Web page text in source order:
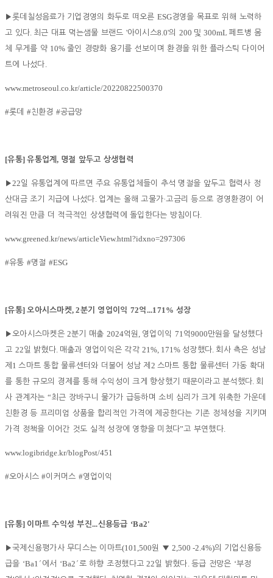
▶롯데칠성음료가 기업경영의 화두로 떠오른 ESG경영을 목표로 위해 노력하
고 있다. 최근 대표 먹는샘물 브랜드 '아이시스8.0'의 200 및300mL페트병 몸
체 무게를 약 10%줄인 경량화 용기를 선보이며 환경을 위한 플라스틱 다이어
트에 나섰다.
www.metroseoul.co.kr/article/20220822500370
#롯데 #친환경 #공급망
[유통]유통업계, 명절 앞두고 상생협력
▶22일 유통업계에 따르면 주요 유통업체들이 추석 명절을 앞두고 협력사 정
산대금 조기 지급에 나섰다. 업계는 올해 고물가·고금리 등으로 경영환경이 어
려워진 만큼 더 적극적인 상생협력에 돌입한다는 방침이다.
www.greened.kr/news/articleView.html?idxno=297306
#유통 #명절 #ESG
[유통]오아시스마켓, 2분기 영업이익 72억...171% 성장
▶오아시스마켓은2분기 매출 2024억원 , 영업이익 71억9000만원을 달성했다
고 22일 밝혔다. 매출과 영업이익은 각각21%, 171% 성장했다. 회사 측은 성남
제 1스마트 통합 물류센터와 더불어 성남 제 2 스마트 통합 물류센터 가동 확대
를 통한 규모의 경제를 통해 수익성이 크게 향상했기 때문이라고 분석했다. 회
사 관계자는 “최근 장바구니 물가가 급등하며 소비 심리가 크게 위축한 가운데
친환경 등 프리미엄 상품을 합리적인 가격에 제공한다는 기존 정체성을 지키며
가격 정책을 이어간 것도 실적 성장에 영향을 미쳤다”고 부연했다.
www.logibridge.kr/blogPost/451
#오아시스#이커머스 #영업이익
[유통] 이마트 수익성 부진...신용등급 ‘Ba2'
▶국제신용평가사 무디스는 이마트(101,500원 ▼ 2,500 -2.4%)의 기업신용등
급을 ‘Ba1 ′ 에서 ‘Ba2 ′로 하향 조정했다고22일 밝혔다. 등급 전망은 ‘부정